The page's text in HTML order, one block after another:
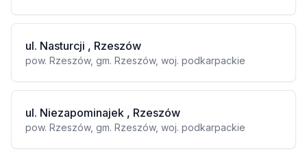
ul. Nasturcji , Rzeszów
pow. Rzeszów, gm. Rzeszów, woj. podkarpackie
ul. Niezapominajek , Rzeszów
pow. Rzeszów, gm. Rzeszów, woj. podkarpackie